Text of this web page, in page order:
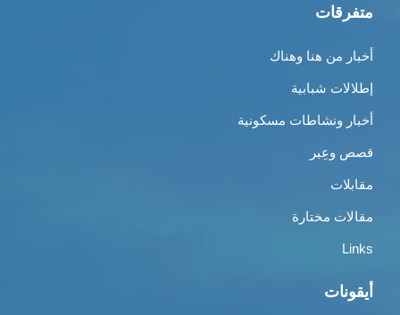
متفرقات
أخبار من هنا وهناك
إطلالات شبابية
أخبار ونشاطات مسكونية
قصص وعِبر
مقابلات
مقالات مختارة
Links
أيقونات